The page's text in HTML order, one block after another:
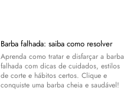
Barba falhada: saiba como resolver
Aprenda como tratar e disfarçar a barba
falhada com dicas de cuidados, estilos
de corte e hábitos certos. Clique e
conquiste uma barba cheia e saudável!